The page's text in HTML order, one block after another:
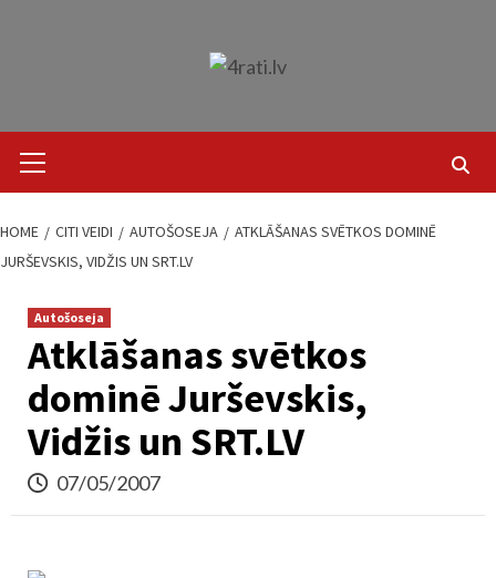
Menu
HOME CITI VEIDI AUTOŠOSEJA
ATKLĀŠANAS SVĒTKOS DOMINĒ
JURŠEVSKIS, VIDŽIS UN SRT.LV
Autošoseja
Atklāšanas svētkos
dominē Jurševskis,
Vidžis un SRT.LV
07/05/2007